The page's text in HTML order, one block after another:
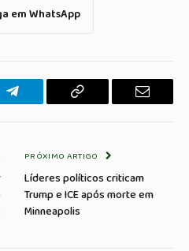
em WhatsApp
Telegrama Copiar
E-
PRÓXIMO ARTIGO
Líderes políticos criticam
Trump e ICE após morte em
Minneapolis